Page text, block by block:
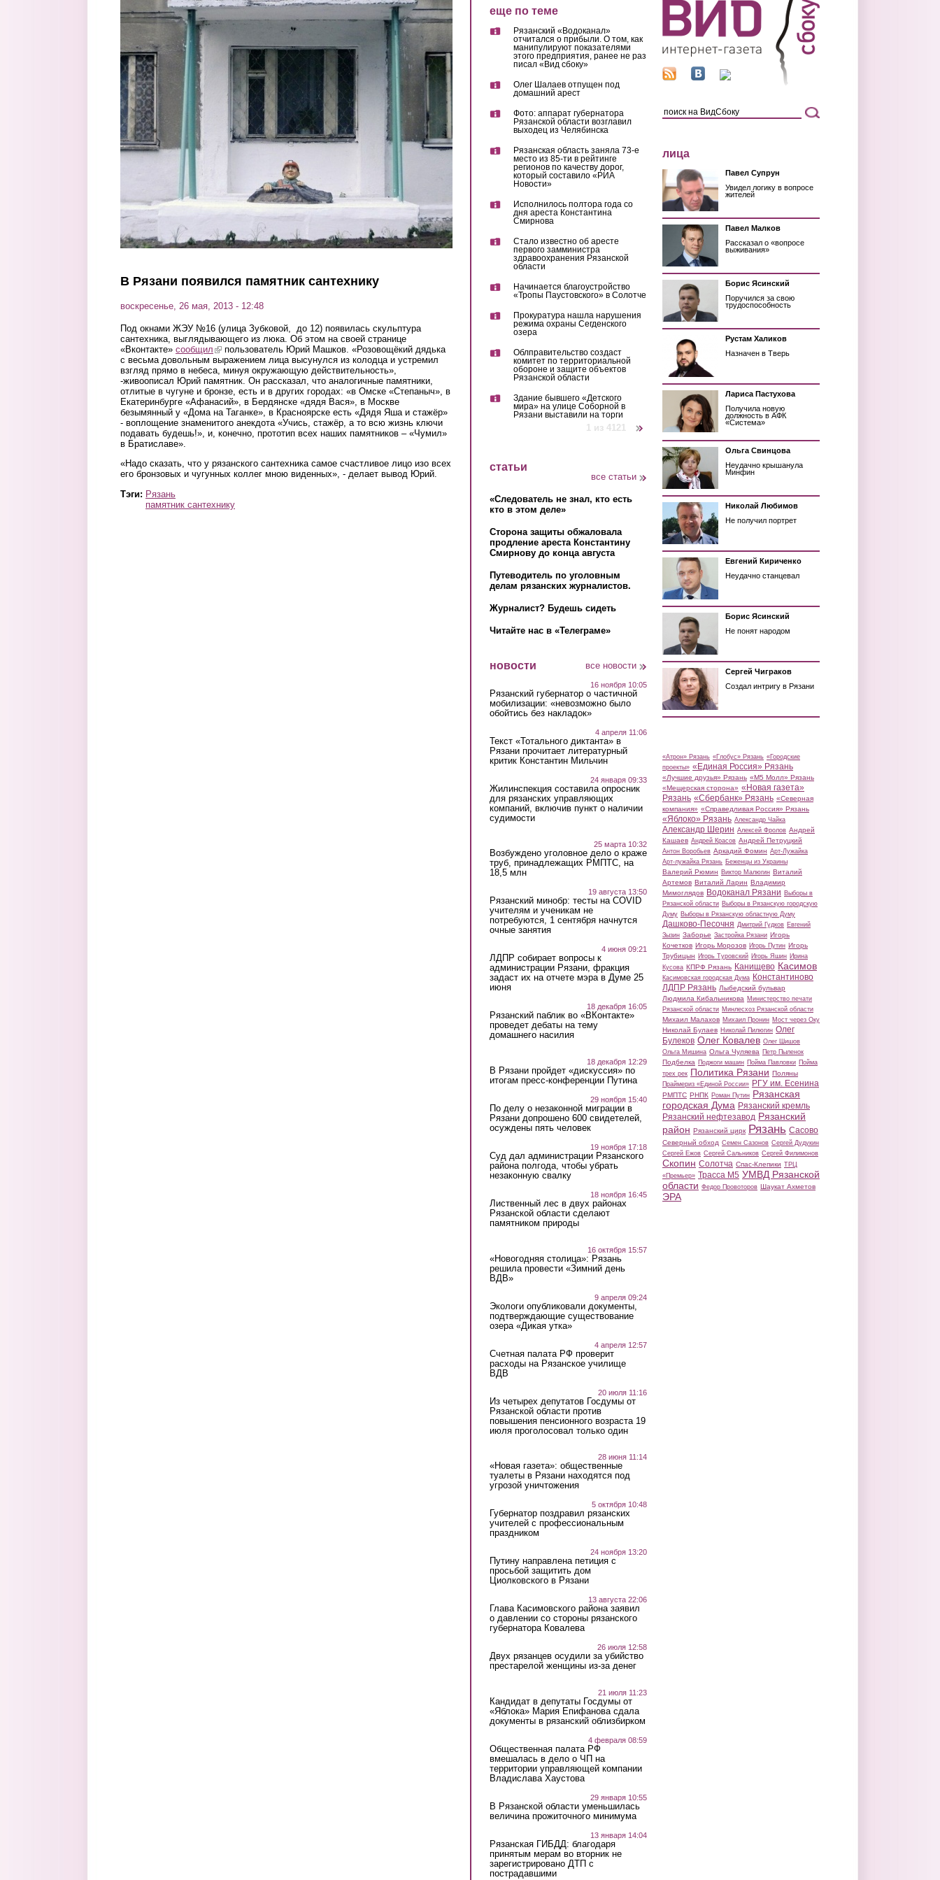
В Рязани появился памятник сантехнику
воскресенье, 26 мая, 2013 - 12:48
Под окнами ЖЭУ №16 (улица Зубковой, до 12) появилась скульптура
сантехника, выглядывающего из люка. Об этом на своей странице
«Вконтакте» сообщил (link is external)
пользователь Юрий Машков. «Розовощёкий дядька
с весьма довольным выражением лица высунулся из колодца и устремил
взгляд прямо в небеса, минуя окружающую действительность»,
-живоописал Юрий памятник. Он рассказал, что аналогичные памятники,
отлитые в чугуне и бронзе, есть и в других городах: «в Омске «Степаныч», в
Екатеринбурге «Афанасий», в Бердянске «дядя Вася», в Москве
безымянный у «Дома на Таганке», в Красноярске есть «Дядя Яша и стажёр»
- воплощение знаменитого анекдота «Учись, стажёр, а то всю жизнь ключи
подавать будешь!», и, конечно, прототип всех наших памятников – «Чумил»
в Братиславе».
«Надо сказать, что у рязанского сантехника самое счастливое лицо изо всех
его бронзовых и чугунных коллег мною виденных», - делает вывод Юрий.
Тэги: Рязань
памятник сантехнику
еще по теме
Рязанский «Водоканал»
отчитался о прибыли. О том, как
манипулируют показателями
этого предприятия, ранее не раз
писал «Вид сбоку»
Олег Шалаев отпущен под
домашний арест
Фото: аппарат губернатора
Рязанской области возглавил
выходец из Челябинска
Рязанская область заняла 73-е
место из 85-ти в рейтинге
регионов по качеству дорог,
который составило «РИА
Новости»
Исполнилось полтора года со
дня ареста Константина
Смирнова
Стало известно об аресте
первого замминистра
здравоохранения Рязанской
области
Начинается благоустройство
«Тропы Паустовского» в Солотче
Прокуратура нашла нарушения
режима охраны Сегденского
озера
Облправительство создаст
комитет по территориальной
обороне и защите объектов
Рязанской области
Здание бывшего «Детского
мира» на улице Соборной в
Рязани выставили на торги
1 из 4121
статьи
все статьи
«Следователь не знал, кто есть
кто в этом деле»
Сторона защиты обжаловала
продление ареста Константину
Смирнову до конца августа
Путеводитель по уголовным
делам рязанских журналистов.
Журналист? Будешь сидеть
Читайте нас в «Телеграме»
новости все новости
16 ноября 10:05
Рязанский губернатор о частичной
мобилизации: «невозможно было
обойтись без накладок»
4 апреля 11:06
Текст «Тотального диктанта» в
Рязани прочитает литературный
критик Константин Мильчин
24 января 09:33
Жилинспекция составила опросник
для рязанских управляющих
компаний, включив пункт о наличии
судимости
25 марта 10:32
Возбуждено уголовное дело о краже
труб, принадлежащих РМПТС, на
18,5 млн
19 августа 13:50
Рязанский минобр: тесты на COVID
учителям и ученикам не
потребуются, 1 сентября начнутся
очные занятия
4 июня 09:21
ЛДПР собирает вопросы к
администрации Рязани, фракция
задаст их на отчете мэра в Думе 25
июня
18 декабря 16:05
Рязанский паблик во «ВКонтакте»
проведет дебаты на тему
домашнего насилия
18 декабря 12:29
В Рязани пройдет «дискуссия» по
итогам пресс-конференции Путина
29 ноября 15:40
По делу о незаконной миграции в
Рязани допрошено 600 свидетелей,
осуждены пять человек
19 ноября 17:18
Суд дал администрации Рязанского
района полгода, чтобы убрать
незаконную свалку
18 ноября 16:45
Лиственный лес в двух районах
Рязанской области сделают
памятником природы
16 октября 15:57
«Новогодняя столица»: Рязань
решила провести «Зимний день
ВДВ»
9 апреля 09:24
Экологи опубликовали документы,
подтверждающие существование
озера «Дикая утка»
4 апреля 12:57
Счетная палата РФ проверит
расходы на Рязанское училище
ВДВ
20 июля 11:16
Из четырех депутатов Госдумы от
Рязанской области против
повышения пенсионного возраста 19
июля проголосовал только один
28 июня 11:14
«Новая газета»: общественные
туалеты в Рязани находятся под
угрозой уничтожения
5 октября 10:48
Губернатор поздравил рязанских
учителей с профессиональным
праздником
24 ноября 13:20
Путину направлена петиция с
просьбой защитить дом
Циолковского в Рязани
13 августа 22:06
Глава Касимовского района заявил
о давлении со стороны рязанского
губернатора Ковалева
26 июля 12:58
Двух рязанцев осудили за убийство
престарелой женщины из-за денег
21 июля 11:23
Кандидат в депутаты Госдумы от
«Яблока» Мария Епифанова сдала
документы в рязанский облизбирком
4 февраля 08:59
Общественная палата РФ
вмешалась в дело о ЧП на
территории управляющей компании
Владислава Хаустова
29 января 10:55
В Рязанской области уменьшилась
величина прожиточного минимума
13 января 14:04
Рязанская ГИБДД: благодаря
принятым мерам во вторник не
зарегистрировано ДТП с
пострадавшими
лица
Павел Супрун
Увидел логику в вопросе
жителей
Павел Малков
Рассказал о «вопросе
выживания»
Борис Ясинский
Поручился за свою
трудоспособность
Рустам Халиков
Назначен в Тверь
Лариса Пастухова
Получила новую
должность в АФК
«Система»
Ольга Свинцова
Неудачно крышанула
Минфин
Николай Любимов
Не получил портрет
Евгений Кириченко
Неудачно станцевал
Борис Ясинский
Не понят народом
Сергей Чиграков
Создал интригу в Рязани
«Атрон» Рязань «Глобус» Рязань «Городские
проекты» «Единая Россия» Рязань
«Лучшие друзья» Рязань «М5 Молл» Рязань
«Мещерская сторона» «Новая газета»
Рязань «Сбербанк» Рязань «Северная
компания» «Справедливая Россия» Рязань
«Яблоко» Рязань Александр Чайка
Александр Шерин Алексей Фролов Андрей
Кашаев Андрей Красов Андрей Петруцкий
Антон Воробьев Аркадий Фомин Арт-Лужайка
Арт-лужайка Рязань Беженцы из Украины
Валерий Рюмин Виктор Малюгин Виталий
Артемов Виталий Ларин Владимир
Мимоглядов Водоканал Рязани Выборы в
Рязанской области Выборы в Рязанскую городскую
Думу Выборы в Рязанскую областную Думу
Дашково-Песочня Дмитрий Гудков Евгений
Зызин Заборье Застройка Рязани Игорь
Кочетков Игорь Морозов Игорь Путин Игорь
Трубицын Игорь Туровский Игорь Яшин Ирина
Кусова КПРФ Рязань Канищево Касимов
Касимовская городская Дума Константиново
ЛДПР Рязань Лыбедский бульвар
Людмила Кибальникова Министерство печати
Рязанской области Минлесхоз Рязанской области
Михаил Малахов Михаил Пронин Мост через Оку
Николай Булаев Николай Пилюгин Олег
Булеков Олег Ковалев Олег Шишов
Ольга Мишина Ольга Чуляева Петр Пыленок
Подбелка Поджоги машин Пойма Павловки Пойма
трех рек Политика Рязани Поляны
Праймериз «Единой России» РГУ им. Есенина
РМПТС РНПК Роман Путин Рязанская
городская Дума Рязанский кремль
Рязанский нефтезавод Рязанский
район Рязанский цирк Рязань Сасово
Северный обход Семен Сазонов Сергей Дудукин
Сергей Ежов Сергей Сальников Сергей Филимонов
Скопин Солотча Спас-Клепики ТРЦ
«Премьер» Трасса М5 УМВД Рязанской
области Федор Провоторов Шаукат Ахметов
ЭРА